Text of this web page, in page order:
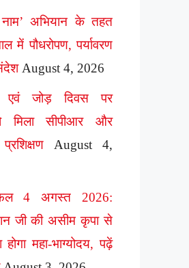
अभियान के तहत
में पौधरोपण, पर्यावरण
August 4, 2026
एवं जोड़ दिवस पर
मिला सीपीआर और
August 4,
4 अगस्त 2026:
जी की असीम कृपा से
महा-भाग्योदय, पढ़ें